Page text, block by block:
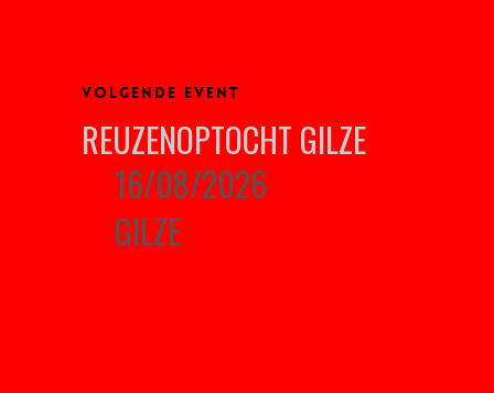
VOLGENDE EVENT
REUZENOPTOCHT GILZE
16/08/2026
GILZE